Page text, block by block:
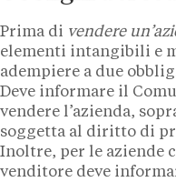
Prima di vendere
elementi intangibili e
adempiere a due
Deve informare il
vendere l’azienda,
soggetta al diritto di
Inoltre, per le aziende
venditore deve